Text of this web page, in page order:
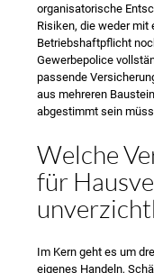
organisatorische
Risiken, die weder mit
Betriebshaftpflicht
Gewerbepolice
passende
aus mehreren
abgestimmt sein
Welche
für
Im Kern geht es um
eigenes Handeln,